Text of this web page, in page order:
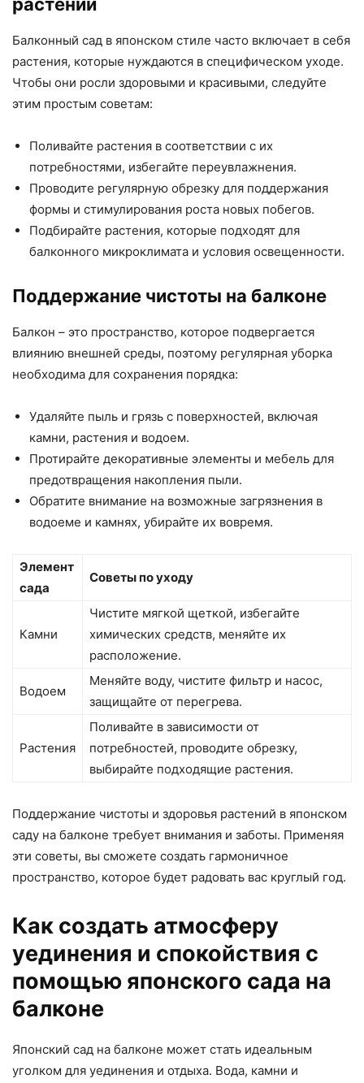
растений
Балконный сад в японском стиле часто включает в себя
растения, которые нуждаются в специфическом уходе.
Чтобы они росли здоровыми и красивыми, следуйте
этим простым советам:
Поливайте растения в соответствии с их
потребностями, избегайте переувлажнения.
Проводите регулярную обрезку для поддержания
формы и стимулирования роста новых побегов.
Подбирайте растения, которые подходят для
балконного микроклимата и условия освещенности.
Поддержание чистоты на балконе
Балкон – это пространство, которое подвергается
влиянию внешней среды, поэтому регулярная уборка
необходима для сохранения порядка:
Удаляйте пыль и грязь с поверхностей, включая
камни, растения и водоем.
Протирайте декоративные элементы и мебель для
предотвращения накопления пыли.
Обратите внимание на возможные загрязнения в
водоеме и камнях, убирайте их вовремя.
Элемент
сада
Советы по уходу
Камни
Чистите мягкой щеткой, избегайте
химических средств, меняйте их
расположение.
Водоем
Меняйте воду, чистите фильтр и насос,
защищайте от перегрева.
Растения
Поливайте в зависимости от
потребностей, проводите обрезку,
выбирайте подходящие растения.
Поддержание чистоты и здоровья растений в японском
саду на балконе требует внимания и заботы. Применяя
эти советы, вы сможете создать гармоничное
пространство, которое будет радовать вас круглый год.
Как создать атмосферу
уединения и спокойствия с
помощью японского сада на
балконе
Японский сад на балконе может стать идеальным
уголком для уединения и отдыха. Вода, камни и